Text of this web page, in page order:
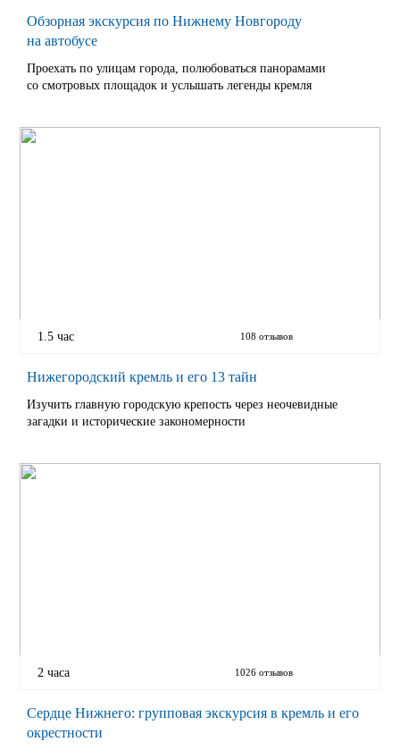
Обзорная экскурсия по Нижнему Новгороду
на автобусе
Проехать по улицам города, полюбоваться панорамами
со смотровых площадок и услышать легенды кремля
1.5 час 108 отзывов
Нижегородский кремль и его 13 тайн
Изучить главную городскую крепость через неочевидные
загадки и исторические закономерности
2 часа 1026 отзывов
Сердце Нижнего: групповая экскурсия в кремль и его
окрестности